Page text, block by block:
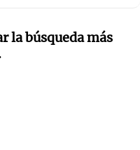
la búsqueda más